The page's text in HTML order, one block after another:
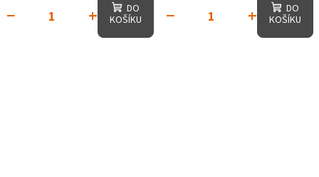
+
−
DO
KOŠÍKU
+
−
DO
KOŠÍKU